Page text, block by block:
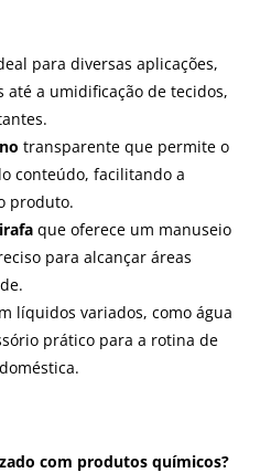
para diversas aplicações,
até a umidificação de tecidos,
transparente que permite o
conteúdo, facilitando a
produto.
que oferece um manuseio
para alcançar áreas
líquidos variados, como água
prático para a rotina de
com produtos químicos?